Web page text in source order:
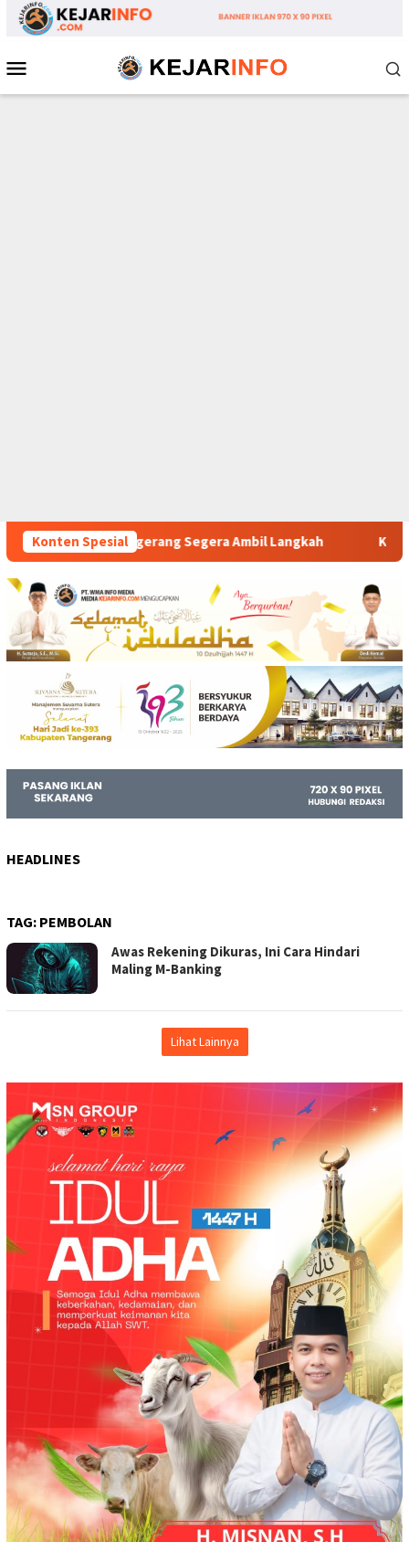
Loncat
Mobile
Konten Spesial
Ambil Langkah Komitmen Polsek Tigaraksa
HEADLINES
TAG: PEMBOLAN
Awas Rekening Dikuras, Ini Cara Hindari
Maling M-Banking
Lihat Lainnya